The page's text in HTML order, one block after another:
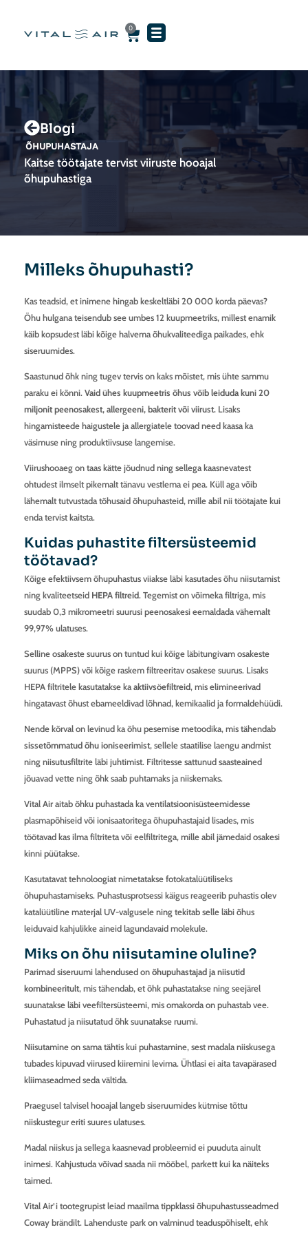
0
Cart
Blogi
ÕHUPUHASTAJA
Kaitse töötajate tervist viiruste hooajal
õhupuhastiga
Milleks õhupuhasti?
Kas teadsid, et inimene hingab keskeltläbi 20 000 korda päevas?
Õhu hulgana teisendub see umbes 12 kuupmeetriks, millest enamik
käib kopsudest läbi kõige halvema õhukvaliteediga paikades, ehk
siseruumides.
Saastunud õhk ning tugev tervis on kaks mõistet, mis ühte sammu
paraku ei kõnni. Vaid ühes kuupmeetris õhus võib leiduda kuni 20
miljonit peenosakest, allergeeni, bakterit või viirust. Lisaks
hingamisteede haigustele ja allergiatele toovad need kaasa ka
väsimuse ning produktiivsuse langemise.
Viirushooaeg on taas kätte jõudnud ning sellega kaasnevatest
ohtudest ilmselt pikemalt tänavu vestlema ei pea. Küll aga võib
lähemalt tutvustada tõhusaid õhupuhasteid, mille abil nii töötajate kui
enda tervist kaitsta.
Kuidas puhastite filtersüsteemid
töötavad?
Kõige efektiivsem õhupuhastus viiakse läbi kasutades õhu niisutamist
ning kvaliteetseid HEPA filtreid. Tegemist on võimeka filtriga, mis
suudab 0,3 mikromeetri suurusi peenosakesi eemaldada vähemalt
99,97% ulatuses.
Selline osakeste suurus on tuntud kui kõige läbitungivam osakeste
suurus (MPPS) või kõige raskem filtreeritav osakese suurus. Lisaks
HEPA filtritele kasutatakse kaaktiivsöefiltreid, mis elimineerivad
hingatavast õhust ebameeldivad lõhnad, kemikaalid ja formaldehüüdi.
Nende kõrval on levinud ka õhu pesemise metoodika, mis tähendab
sissetõmmatud õhu ioniseerimist, sellele staatilise laengu andmist
ning niisutusfiltrite läbi juhtimist. Filtritesse sattunud saasteained
jõuavad vette ning õhk saab puhtamaks ja niiskemaks.
Vital Air aitab õhku puhastada ka ventilatsioonisüsteemidesse
plasmapõhiseid või ionisaatoritega õhupuhastajaid lisades, mis
töötavad kas ilma filtriteta või eelfiltritega, mille abil jämedaid osakesi
kinni püütakse.
Kasutatavat tehnoloogiat nimetatakse fotokatalüütiliseks
õhupuhastamiseks. Puhastusprotsessi käigus reageerib puhastis olev
katalüütiline materjal UV-valgusele ning tekitab selle läbi õhus
leiduvaid kahjulikke aineid lagundavaid molekule.
Miks on õhu niisutamine oluline?
Parimad siseruumi lahendused onõhupuhastajad ja niisutid
kombineeritult, mis tähendab, et õhk puhastatakse ning seejärel
suunatakse läbi veefiltersüsteemi, mis omakorda on puhastab vee.
Puhastatud ja niisutatud õhk suunatakse ruumi.
Niisutamine on sama tähtis kui puhastamine, sest madala niiskusega
tubades kipuvad viirused kiiremini levima. Ühtlasi ei aita tavapärased
kliimaseadmed seda vältida.
Praegusel talvisel hooajal langeb siseruumides kütmise tõttu
niiskustegur eriti suures ulatuses.
Madal niiskus ja sellega kaasnevad probleemid ei puuduta ainult
inimesi. Kahjustuda võivad saada nii mööbel, parkett kui ka näiteks
taimed.
Vital Air’i tootegrupist leiad maailma tippklassi õhupuhastusseadmed
Coway brändilt. Lahenduste park on valminud teaduspõhiselt, ehk